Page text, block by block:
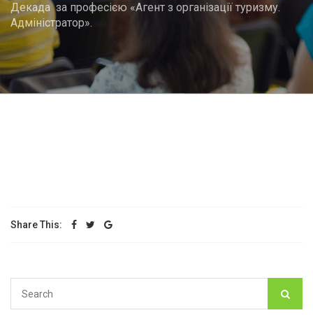
Декада за професією «Агент з організації туризму.
Адміністратор».
Share This: